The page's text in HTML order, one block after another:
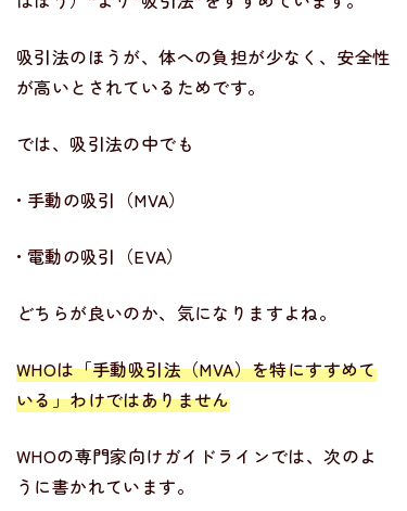
吸引法のほうが、体への負担が少なく、安全性
が高いとされているためです。
では、吸引法の中でも
• 手動の吸引（MVA）
• 電動の吸引（EVA）
どちらが良いのか、気になりますよね。
WHOは「手動吸引法（MVA）を特にすすめて
いる」わけではありません
WHOの専門家向けガイドラインでは、次のよ
うに書かれています。